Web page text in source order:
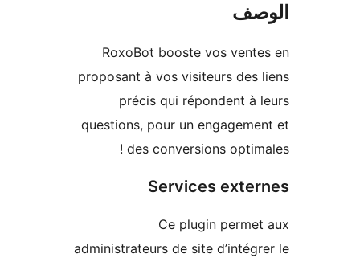
RoxoBot booste vos
proposant à vos visiteurs des
précis qui répondent à
questions, pour un
des conversions
Services
Ce plugin
administrateurs de site